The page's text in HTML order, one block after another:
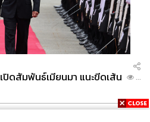
ปิดสัมพันธ์เมียนมา แนะขีดเส้น
...